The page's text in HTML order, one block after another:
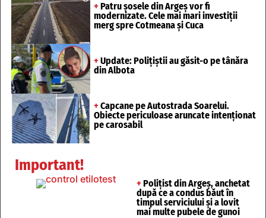
+ Patru șosele din Argeș vor fi
modernizate. Cele mai mari investiții
merg spre Cotmeana și Cuca
+ Update: Polițiștii au găsit-o pe tânăra
din Albota
+ Capcane pe Autostrada Soarelui.
Obiecte periculoase aruncate intenționat
pe carosabil
Important!
+ Polițist din Argeș, anchetat
după ce a condus băut în
timpul serviciului și a lovit
mai multe pubele de gunoi